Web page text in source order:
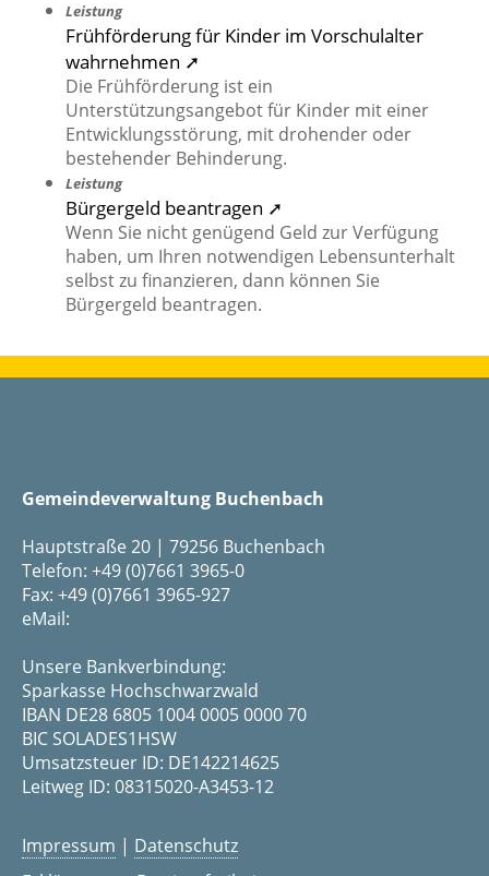
Leistung
Frühförderung für Kinder im Vorschulalter
wahrnehmen ➚
Die Frühförderung ist ein
Unterstützungsangebot für Kinder mit einer
Entwicklungsstörung, mit drohender oder
bestehender Behinderung.
Leistung
Bürgergeld beantragen ➚
Wenn Sie nicht genügend Geld zur Verfügung
haben, um Ihren notwendigen Lebensunterhalt
selbst zu finanzieren, dann können Sie
Bürgergeld beantragen.
Gemeindeverwaltung Buchenbach
Hauptstraße 20 | 79256 Buchenbach
Telefon: +49 (0)7661 3965-0
Fax: +49 (0)7661 3965-927
eMail:
Unsere Bankverbindung:
Sparkasse Hochschwarzwald
IBAN DE28 6805 1004 0005 0000 70
BIC SOLADES1HSW
Umsatzsteuer ID: DE142214625
Leitweg ID: 08315020-A3453-12
Impressum | Datenschutz